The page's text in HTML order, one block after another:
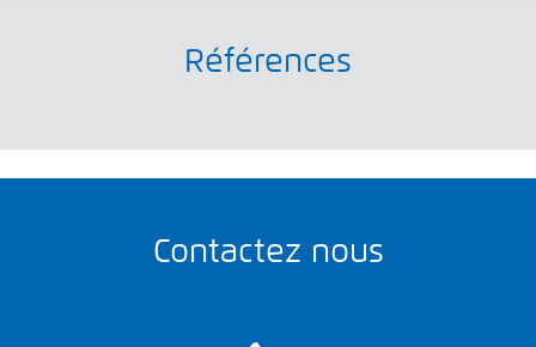
Références
Contactez nous